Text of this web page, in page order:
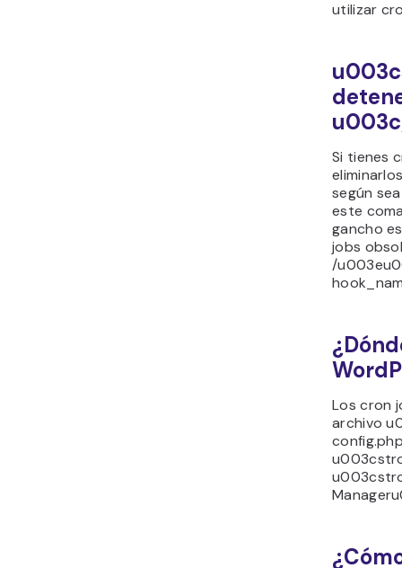
utilizar
Si tienes
según
este
gancho
jobs
/
Los cron
archivo